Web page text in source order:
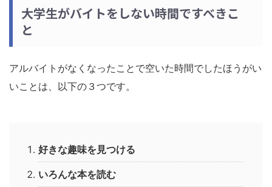
大学生がバイトをしない時間ですべきこ
と
アルバイトがなくなったことで空いた時間でしたほうがい
いことは、以下の３つです。
好きな趣味を見つける
いろんな本を読む